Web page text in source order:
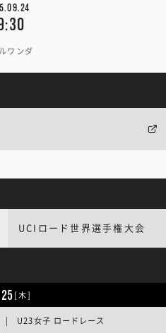
ルワンダ
UCIロード世界選手権大会
[木]
| U23女子 ロードレース